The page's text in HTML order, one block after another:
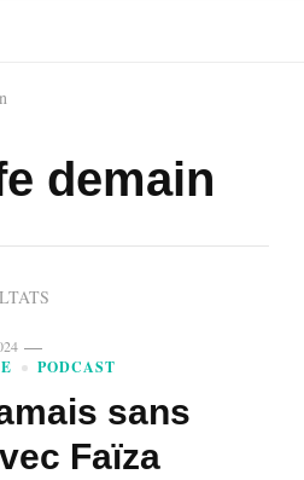
demain
PODCAST
sans
Faïza